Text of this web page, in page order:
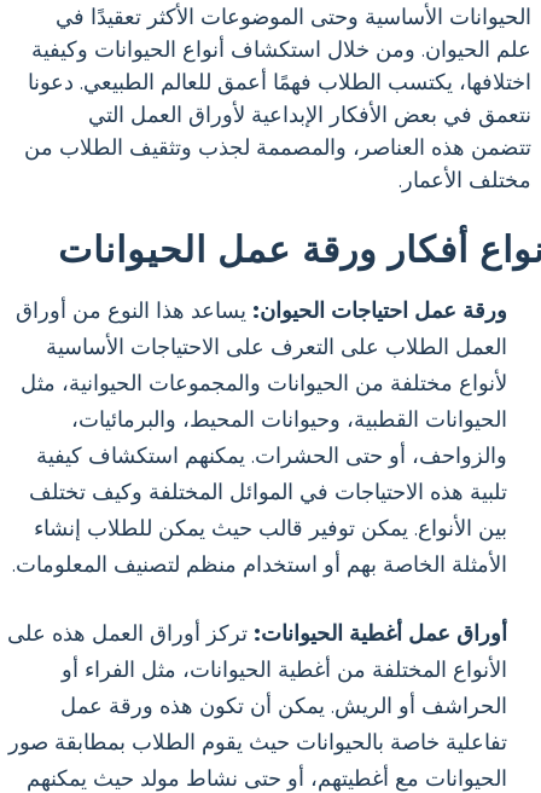
الحيوانات الأساسية وحتى الموضوعات الأكثر تعقيدًا في
علم الحيوان. ومن خلال استكشاف أنواع الحيوانات وكيفية
اختلافها، يكتسب الطلاب فهمًا أعمق للعالم الطبيعي. دعونا
نتعمق في بعض الأفكار الإبداعية لأوراق العمل التي
تتضمن هذه العناصر، والمصممة لجذب وتثقيف الطلاب من
مختلف الأعمار.
أفكار ورقة عمل الحيوانات
ورقة عمل احتياجات الحيوان: يساعد هذا النوع من أوراق
العمل الطلاب على التعرف على الاحتياجات الأساسية
لأنواع مختلفة من الحيوانات والمجموعات الحيوانية، مثل
الحيوانات القطبية، وحيوانات المحيط، والبرمائيات،
والزواحف، أو حتى الحشرات. يمكنهم استكشاف كيفية
تلبية هذه الاحتياجات في الموائل المختلفة وكيف تختلف
بين الأنواع. يمكن توفير قالب حيث يمكن للطلاب إنشاء
الأمثلة الخاصة بهم أو استخدام منظم لتصنيف المعلومات.
أوراق عمل أغطية الحيوانات: تركز أوراق العمل هذه على
الأنواع المختلفة من أغطية الحيوانات، مثل الفراء أو
الحراشف أو الريش. يمكن أن تكون هذه ورقة عمل
تفاعلية خاصة بالحيوانات حيث يقوم الطلاب بمطابقة صور
الحيوانات مع أغطيتهم، أو حتى نشاط مولد حيث يمكنهم